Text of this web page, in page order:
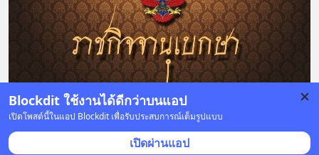
Blockdit ใช้งานได้ดีกว่าบนแอป
เปิดโพสต์นี้ในแอป Blockdit เพื่อรับประสบการณ์เต็มรูปแบบ
เปิดผ่านแอป
5 บันทึก 13 2 10